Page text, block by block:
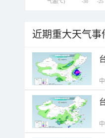
气温(℃) -30 -25
近期重大天气事